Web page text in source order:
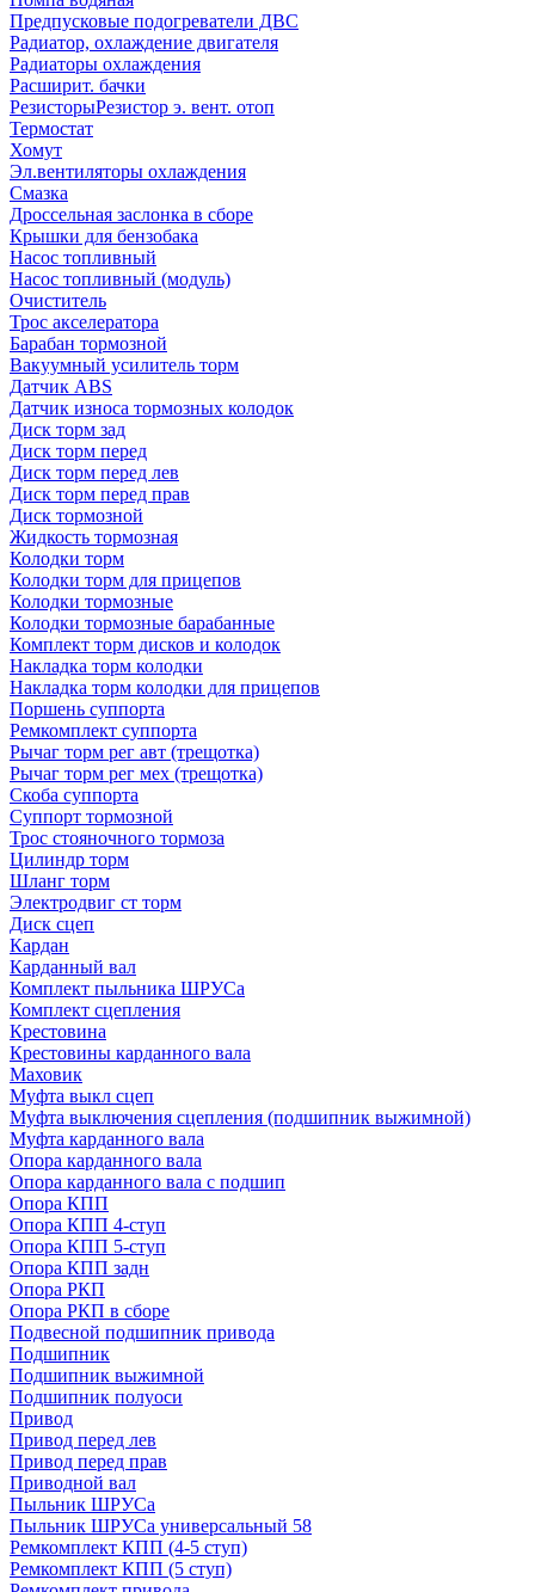
Предпусковые подогреватели ДВС
Радиатор, охлаждение двигателя
Радиаторы охлаждения
Расширит. бачки
РезисторыРезистор э. вент. отоп
Термостат
Хомут
Эл.вентиляторы охлаждения
Смазка
Дроссельная заслонка в сборе
Крышки для бензобака
Насос топливный
Насос топливный (модуль)
Очиститель
Трос акселератора
Барабан тормозной
Вакуумный усилитель торм
Датчик ABS
Датчик износа тормозных колодок
Диск торм зад
Диск торм перед
Диск торм перед лев
Диск торм перед прав
Диск тормозной
Жидкость тормозная
Колодки торм
Колодки торм для прицепов
Колодки тормозные
Колодки тормозные барабанные
Комплект торм дисков и колодок
Накладка торм колодки
Накладка торм колодки для прицепов
Поршень суппорта
Ремкомплект суппорта
Рычаг торм рег авт (трещотка)
Рычаг торм рег мех (трещотка)
Скоба суппорта
Суппорт тормозной
Трос стояночного тормоза
Цилиндр торм
Шланг торм
Электродвиг ст торм
Диск сцеп
Кардан
Карданный вал
Комплект пыльника ШРУСа
Комплект сцепления
Крестовина
Крестовины карданного вала
Маховик
Муфта выкл сцеп
Муфта выключения сцепления (подшипник выжимной)
Муфта карданного вала
Опора карданного вала
Опора карданного вала с подшип
Опора КПП
Опора КПП 4-ступ
Опора КПП 5-ступ
Опора КПП задн
Опора РКП
Опора РКП в сборе
Подвесной подшипник привода
Подшипник
Подшипник выжимной
Подшипник полуоси
Привод
Привод перед лев
Привод перед прав
Приводной вал
Пыльник ШРУСа
Пыльник ШРУСа универсальный 58
Ремкомплект КПП (4-5 ступ)
Ремкомплект КПП (5 ступ)